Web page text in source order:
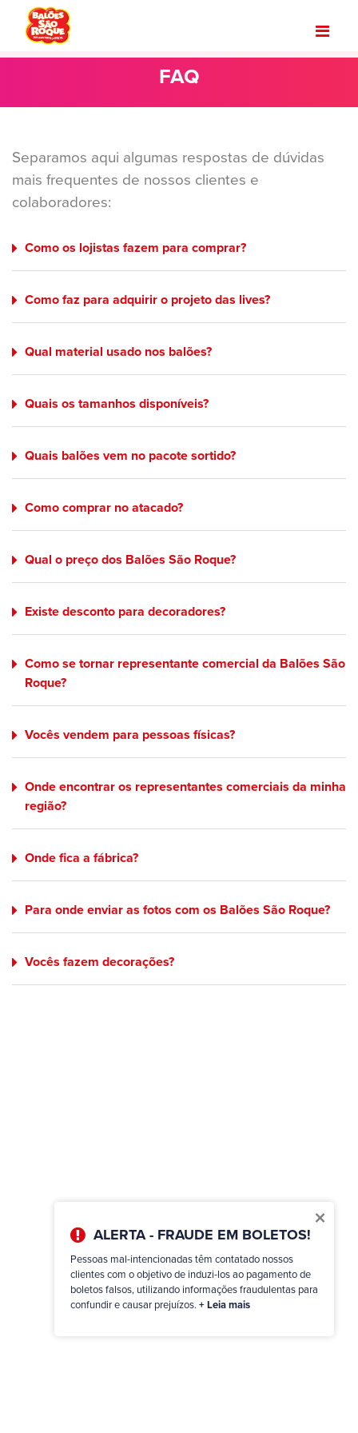
×
ALERTA - FRAUDE EM BOLETOS!
Pessoas mal-intencionadas têm contatado nossos
clientes com o objetivo de induzi-los ao pagamento de
boletos falsos, utilizando informações fraudulentas para
confundir e causar prejuízos. + Leia mais
FAQ
Separamos aqui algumas respostas de dúvidas
mais frequentes de nossos clientes e
colaboradores:
Como os lojistas fazem para comprar?
Como faz para adquirir o projeto das lives?
Qual material usado nos balões?
Quais os tamanhos disponíveis?
Quais balões vem no pacote sortido?
Como comprar no atacado?
Qual o preço dos Balões São Roque?
Existe desconto para decoradores?
Como se tornar representante comercial da Balões São
Roque?
Vocês vendem para pessoas físicas?
Onde encontrar os representantes comerciais da minha
região?
Onde fica a fábrica?
Para onde enviar as fotos com os Balões São Roque?
Vocês fazem decorações?